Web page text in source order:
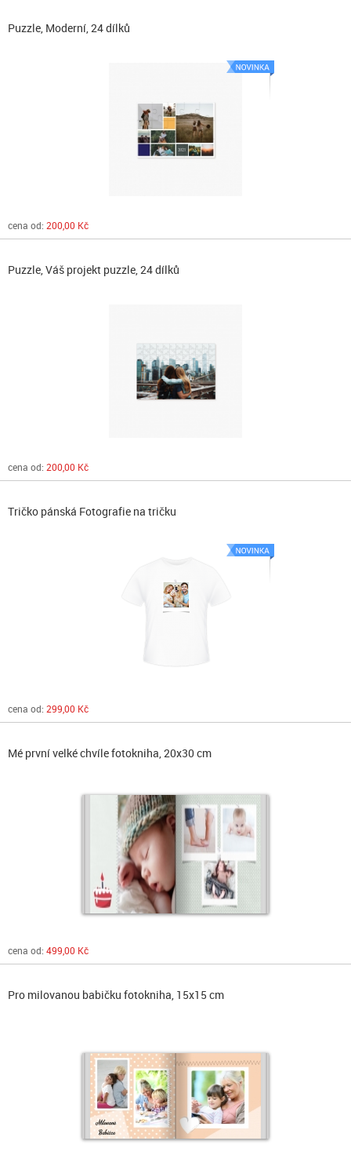
Puzzle, Moderní, 24 dílků
cena od: 200,00 Kč
Puzzle, Váš projekt puzzle, 24 dílků
cena od: 200,00 Kč
Tričko pánská Fotografie na tričku
cena od: 299,00 Kč
Mé první velké chvíle fotokniha, 20x30 cm
cena od: 499,00 Kč
Pro milovanou babičku fotokniha, 15x15 cm